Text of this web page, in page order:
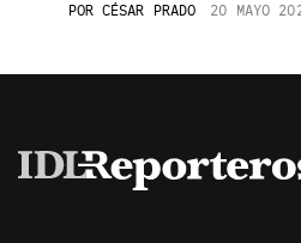
PORCÉSAR PRADO 20 MAYO